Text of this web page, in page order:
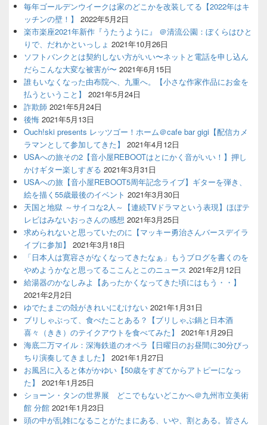
毎年ゴールデンウイークは家のどこかを改装してる【2022年はキ
ッチンの壁！】
2022年5月2日
楽市楽座2021年新作『うたうように』 ＠清流公園：ぼくらはひと
りで、だれかといっしょ 2021年10月26日
ソフトバンクとは契約しない方がいい〜ネットと電話を申し込ん
だらこんな大変な被害が〜 2021年6月15日
誰もいなくなった由布院へ、九重へ。【小さな作家作品にお金を
払うということ】
2021年5月24日
詐欺師 2021年5月24日
後悔 2021年5月13日
Ouch!ski presents レッツゴー！ホーム＠cafe bar gigi【配信カメ
ラマンとして参加してきた】
2021年4月12日
USAへの旅その2【音小屋REBOOTはとにかく音がいい！】押し
かけギター楽しすぎる 2021年3月31日
USAへの旅【音小屋REBOOT5周年記念ライブ】ギターを弾き、
絵を描く55歳最後のイベント 2021年3月30日
天国と地獄 ～サイコな2人～【連続TVドラマという表現】ほぼテ
レビはみないおっさんの感想 2021年3月25日
求められないと思っていたのに【マッキー勇治さんバースデイラ
イブに参加】
2021年3月18日
「日本人は寛容さがなくなってきたなぁ」もうブログを書くのを
やめようかなと思ってるここんとこのニュース 2021年2月12日
給湯器のかなしみよ【あったかくなってきた頃にはもう・・】
2021年2月2日
ゆでたまごの殻がきれいにむけない 2021年1月31日
ブリしゃぶって、食べたことある？【ブリしゃぶ鍋と日本酒
喜々（きき）のテイクアウトを食べてみた】
2021年1月29日
海底二万マイル：深海鉄道のオペラ【日曜日のお昼間に30分びっ
ちり演奏してきました】
2021年1月27日
お風呂に入ると体がかゆい【50歳をすぎてからアトピーになっ
た】
2021年1月25日
ショーン・タンの世界展 どこでもないどこかへ＠九州市立美術
館 分館 2021年1月23日
頭の中が乱雑になることがたまにある、いや、割とある。皆さん